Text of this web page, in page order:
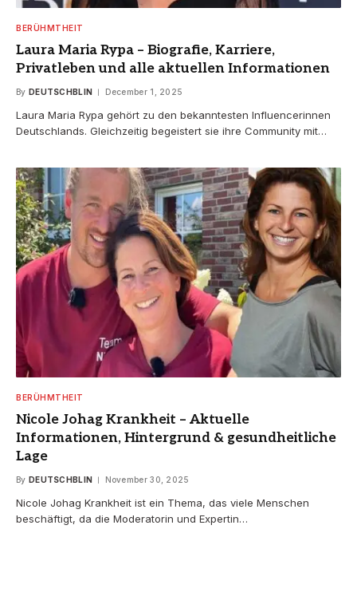
BERÜHMTHEIT
Laura Maria Rypa – Biografie, Karriere,
Privatleben und alle aktuellen Informationen
By DEUTSCHBLIN December 1, 2025
Laura Maria Rypa gehört zu den bekanntesten Influencerinnen
Deutschlands. Gleichzeitig begeistert sie ihre Community mit…
BERÜHMTHEIT
Nicole Johag Krankheit – Aktuelle
Informationen, Hintergrund & gesundheitliche
Lage
By DEUTSCHBLIN November 30, 2025
Nicole Johag Krankheit ist ein Thema, das viele Menschen
beschäftigt, da die Moderatorin und Expertin…